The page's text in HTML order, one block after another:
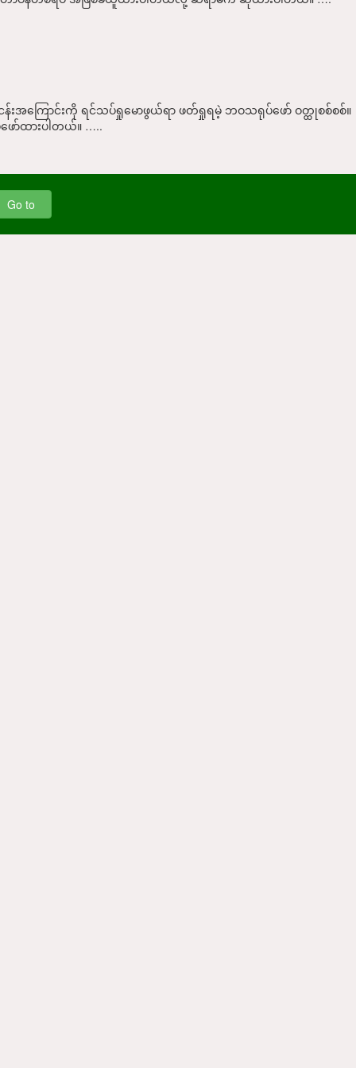
န်းအကြောင်းကို ရင်သပ်ရှုမောဖွယ်ရာ ဖတ်ရှုရမဲ့ ဘဝသရုပ်ဖော် ဝတ္ထုစစ်စစ်။
ော်ထားပါတယ်။ …..